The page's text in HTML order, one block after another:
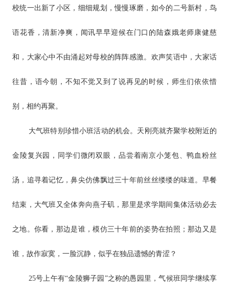
校统一出新了小区，细细规划，慢慢琢磨，如今的二号新村，鸟
语花香，清新净爽，闻讯早早迎候在门口的陆森娥老师康健慈
和，大家心中不由涌起对母校的阵阵感激。欢声笑语中，大家话
往昔，语今朝，不知不觉又到了说再见的时候，师生们依依惜
别，相约再聚。
大气班特别珍惜小班活动的机会。天刚亮就齐聚学校附近的
金陵复兴园，同学们微闭双眼，品尝着南京小笼包、鸭血粉丝
汤，追寻着记忆，鼻尖仿佛飘过三十年前丝丝缕缕的味道。早餐
结束，大气班又全体奔向燕子矶，那里是求学期间集体活动必去
之地。你看，那边是谁，模仿三十年前的姿势在拍照；那边又是
谁，故作寂寞，一脸沉静，似乎在独品遗憾的青涩？
25号上午有“金陵狮子园”之称的愚园里，气候班同学继续享